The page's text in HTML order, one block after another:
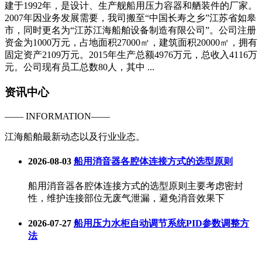
建于1992年，是设计、生产舰船用压力容器和舾装件的厂家。
2007年因业务发展需要，我司搬至“中国长寿之乡”江苏省如皋
市，同时更名为“江苏江海船舶设备制造有限公司”。公司注册
资金为1000万元，占地面积27000㎡，建筑面积20000㎡，拥有
固定资产2109万元。2015年生产总额4976万元，总收入4116万
元。公司现有员工总数80人，其中 ...
资讯中心
—— INFORMATION——
江海船舶最新动态以及行业业态。
2026-08-03 船用消音器各腔体连接方式的选型原则
船用消音器各腔体连接方式的选型原则主要考虑密封
性，维护连接部位无废气泄漏，避免消音效果下
2026-07-27 船用压力水柜自动调节系统PID参数调整方
法